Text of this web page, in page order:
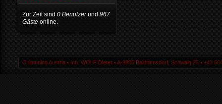
Zur Zeit sind 0 Benutzerund 967
Gäste online.
Chiptuning Austria ▪ Inh. WOLF Dieter ▪ A-9805 Baldramsdorf, Schwaig 25 ▪ +43